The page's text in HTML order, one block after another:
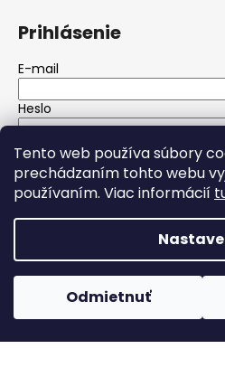
Tento web používa súbory
prechádzaním tohto webu
používaním. Viac informácií
Odmietnuť
Prihlásenie
E-mail
Heslo
PRIHLÁSIŤ SA
Nová registráciaZabudnuté
Copyright 2026Wolfgarage
práva